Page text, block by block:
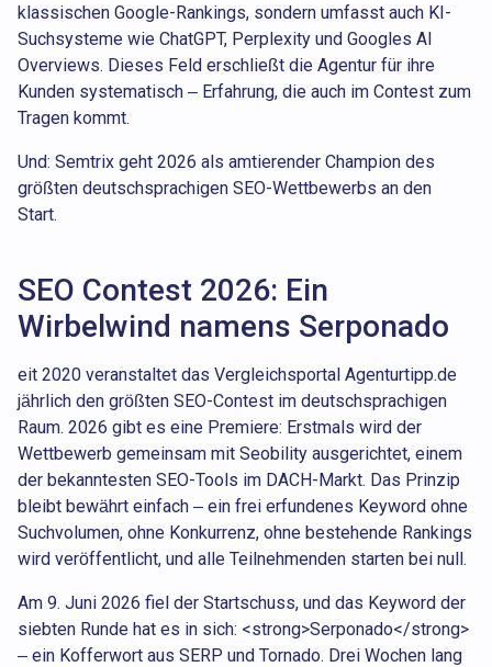
klassischen Google-Rankings, sondern umfasst auch KI-
Suchsysteme wie ChatGPT, Perplexity und Googles AI
Overviews. Dieses Feld erschließt die Agentur für ihre
Kunden systematisch – Erfahrung, die auch im Contest zum
Tragen kommt.
Und: Semtrix geht 2026 als amtierender Champion des
größten deutschsprachigen SEO-Wettbewerbs an den
Start.
SEO Contest 2026: Ein
Wirbelwind namens Serponado
eit 2020 veranstaltet das Vergleichsportal Agenturtipp.de
jährlich den größten SEO-Contest im deutschsprachigen
Raum. 2026 gibt es eine Premiere: Erstmals wird der
Wettbewerb gemeinsam mit Seobility ausgerichtet, einem
der bekanntesten SEO-Tools im DACH-Markt. Das Prinzip
bleibt bewährt einfach – ein frei erfundenes Keyword ohne
Suchvolumen, ohne Konkurrenz, ohne bestehende Rankings
wird veröffentlicht, und alle Teilnehmenden starten bei null.
Am 9. Juni 2026 fiel der Startschuss, und das Keyword der
siebten Runde hat es in sich: <strong>Serponado</strong>
– ein Kofferwort aus SERP und Tornado. Drei Wochen lang